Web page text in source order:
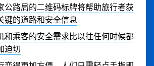
公路局的二维码标牌将帮助旅行者获
键的道路和安全信息
和乘客的安全需求比以往任何时候都
迫切